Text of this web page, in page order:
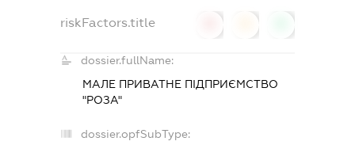
riskFactors.title
dossier.fullName:
МАЛЕ ПРИВАТНЕ ПІДПРИЄМСТВО
"РОЗА"
dossier.opfSubType: